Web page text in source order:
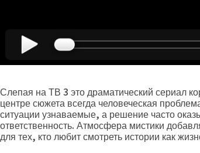
Слепая на ТВ 3 это драматический сериал
центре сюжета всегда человеческая
ситуации узнаваемые, а решение часто
ответственность. Атмосфера мистики
для тех, кто любит смотреть истории как